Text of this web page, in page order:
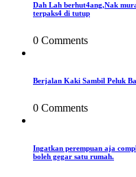
Dah Lah berhut4ang,Nak
terpaks4 di tutup
0 Comments
Berjalan Kaki Sambil Peluk
0 Comments
Ingatkan perempuan aja
boleh gegar satu rumah.